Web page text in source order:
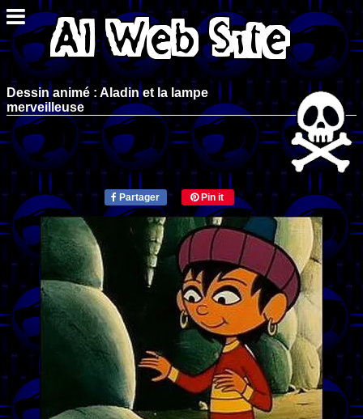
Dessin animé : Aladin et la lampe
merveilleuse
Partager Pin it